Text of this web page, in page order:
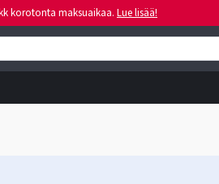
korotonta maksuaikaa. Lue lisää!